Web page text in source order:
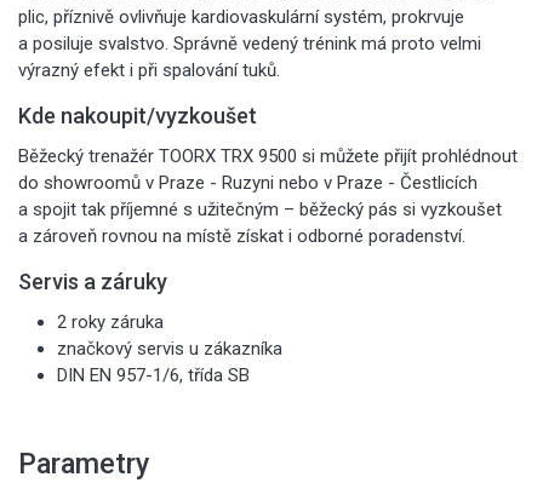
plic, příznivě ovlivňuje kardiovaskulární systém, prokrvuje
a posiluje svalstvo. Správně vedený trénink má proto velmi
výrazný efekt i při spalování tuků.
Kde nakoupit/vyzkoušet
Běžecký trenažér TOORX TRX 9500 si můžete přijít prohlédnout
do showroomů v Praze - Ruzyni nebo v Praze - Čestlicích
a spojit tak příjemné s užitečným – běžecký pás si vyzkoušet
a zároveň rovnou na místě získat i odborné poradenství.
Servis a záruky
2 roky záruka
značkový servis u zákazníka
DIN EN 957-1/6, třída SB
Parametry